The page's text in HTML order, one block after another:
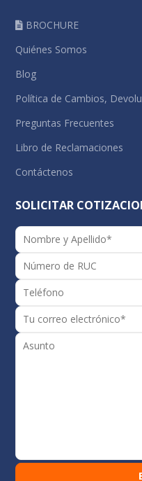
BROCHURE
Quiénes Somos
Blog
Política de Cambios,
Preguntas Frecuentes
Libro de Reclamaciones
Contáctenos
SOLICITAR